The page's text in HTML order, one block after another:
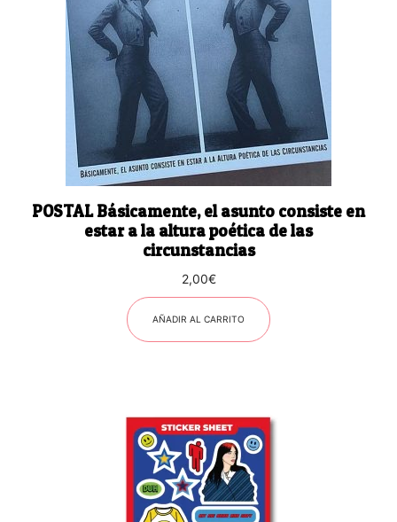
POSTAL Básicamente, el asunto consiste en
estar a la altura poética de las
circunstancias
2,00€
AÑADIR AL CARRITO